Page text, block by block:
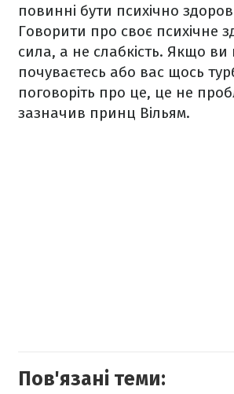
повинні бути психічно
Говорити про своє психічне
сила, а не слабкість. Якщо ви
почуваєтесь або вас щось
поговоріть про це, це не
зазначив принц Вільям.
Пов'язані теми: